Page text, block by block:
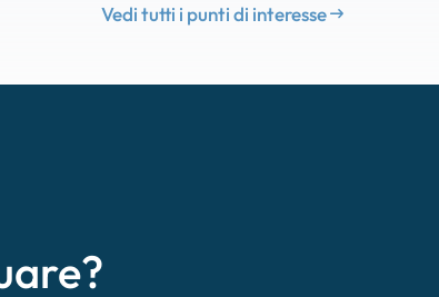
Vedi tutti i punti di interesse